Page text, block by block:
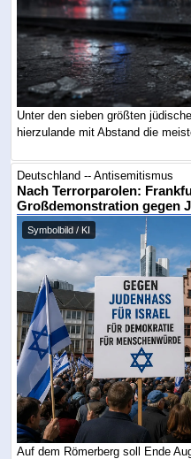
Unter den sieben größten
hierzulande mit Abstand die
Deutschland -- Antisemitismus
Nach Terrorparolen:
Großdemonstration gegen
Symbolbild / KI
Auf dem Römerberg soll Ende